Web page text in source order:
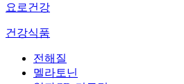
요로건강
건강식품
전해질
멜라토닌